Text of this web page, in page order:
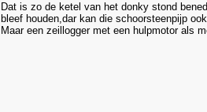
Dat is zo de ketel van het donky stond
bleef houden,dar kan die schoorsteenpijp
Maar een zeillogger met een hulpmotor als